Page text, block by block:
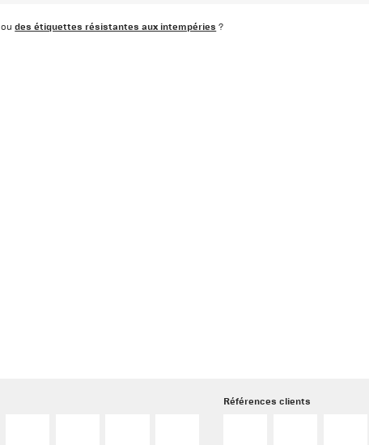
oudes étiquettes résistantes aux intempéries ?
Références clients